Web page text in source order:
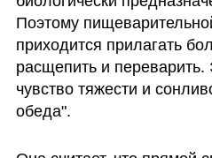
Поэтому
приходится прилагать
расщепить и переварить.
чувство тяжести и
обеда".